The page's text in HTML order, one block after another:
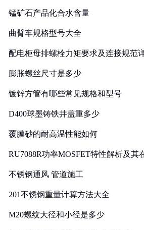
锰矿石产品化合水含量
曲臂车规格型号大全
配电柜母排螺栓力矩要求及连接规范
膨胀螺丝尺寸是多少
镀锌方管有哪些常见规格和型号
D400球墨铸铁井盖重多少
覆膜砂的耐高温性能如何
RU7088R功率MOSFET特性解析及其
不锈钢通风 管道施工
201不锈钢重量计算方法大全
M20螺纹大径和小径是多少